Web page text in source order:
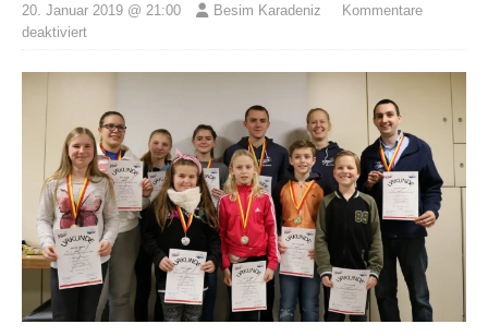
20. Januar 2019 @ 21:00 Besim Karadeniz
Kommentare
deaktiviert